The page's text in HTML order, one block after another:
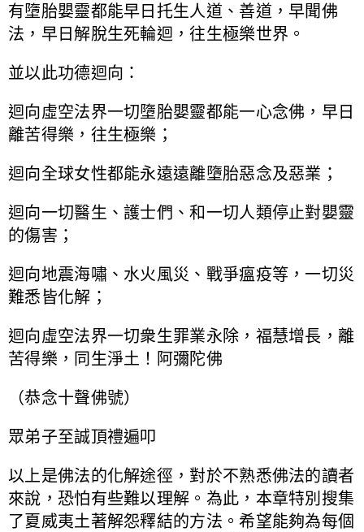
有墮胎嬰靈都能早日托生人道、善道，早聞佛
法，早日解脫生死輪迴，往生極樂世界。
並以此功德迴向：
迴向虛空法界一切墮胎嬰靈都能一心念佛，早日
離苦得樂，往生極樂；
迴向全球女性都能永遠遠離墮胎惡念及惡業；
迴向一切醫生、護士們、和一切人類停止對嬰靈
的傷害；
迴向地震海嘯、水火風災、戰爭瘟疫等，一切災
難悉皆化解；
迴向虛空法界一切衆生罪業永除，福慧增長，離
苦得樂，同生淨土！阿彌陀佛
（恭念十聲佛號）
眾弟子至誠頂禮遍叩
以上是佛法的化解途徑，對於不熟悉佛法的讀者
來說，恐怕有些難以理解。為此，本章特別搜集
了夏威夷土著解怨釋結的方法。希望能夠為每個